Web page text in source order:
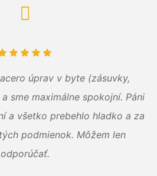
úprav v byte (zásuvky,
sme maximálne spokojní. Páni
a všetko prebehlo hladko a za
podmienok. Môžem len
odporúčať.